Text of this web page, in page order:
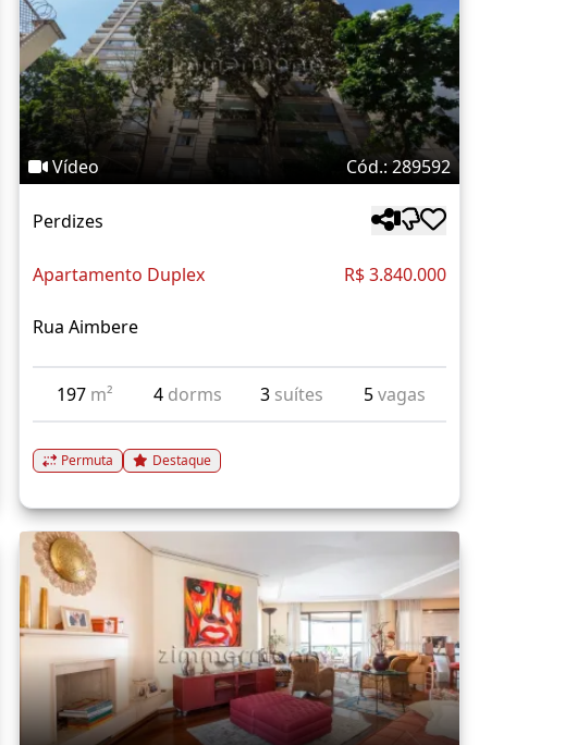
Vídeo Cód.: 289592
Perdizes
Apartamento Duplex R$ 3.840.000
Rua Aimbere
197 m² 4 dorms 3 suítes 5vagas
Permuta Destaque